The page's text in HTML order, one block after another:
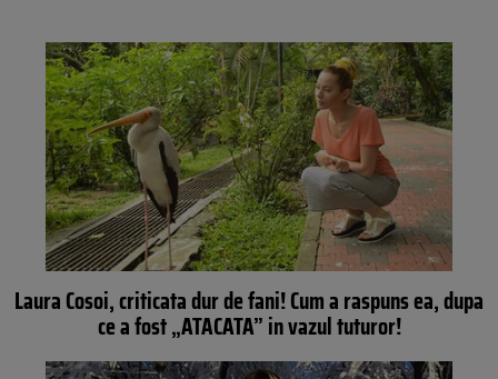
Laura Cosoi, criticata dur de fani! Cum a raspuns ea, dupa
ce a fost „ATACATA” in vazul tuturor!